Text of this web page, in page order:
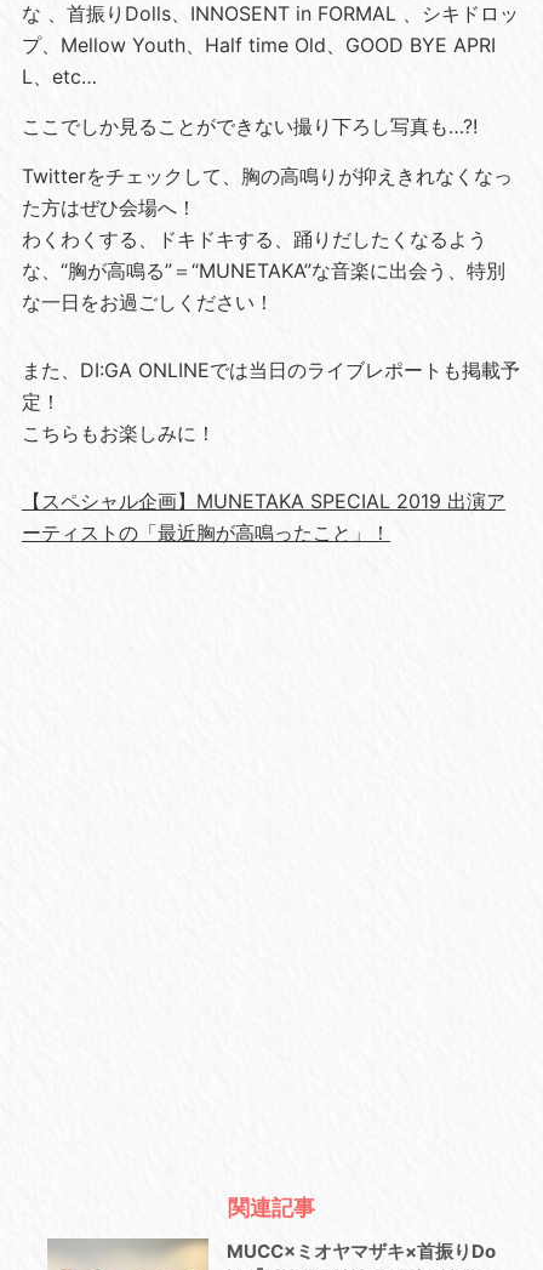
な 、首振りDolls、INNOSENT in FORMAL 、シキドロッ
プ、Mellow Youth、Half time Old、GOOD BYE APRI
L、etc…
ここでしか見ることができない撮り下ろし写真も…?!
Twitterをチェックして、胸の高鳴りが抑えきれなくなっ
た方はぜひ会場へ！
わくわくする、ドキドキする、踊りだしたくなるよう
な、“胸が高鳴る”＝“MUNETAKA”な音楽に出会う、特別
な一日をお過ごしください！
また、DI:GA ONLINEでは当日のライブレポートも掲載予
定！
こちらもお楽しみに！
【スペシャル企画】MUNETAKA SPECIAL 2019 出演ア
ーティストの「最近胸が高鳴ったこと」！
関連記事
MUCC×ミオヤマザキ×首振りDo